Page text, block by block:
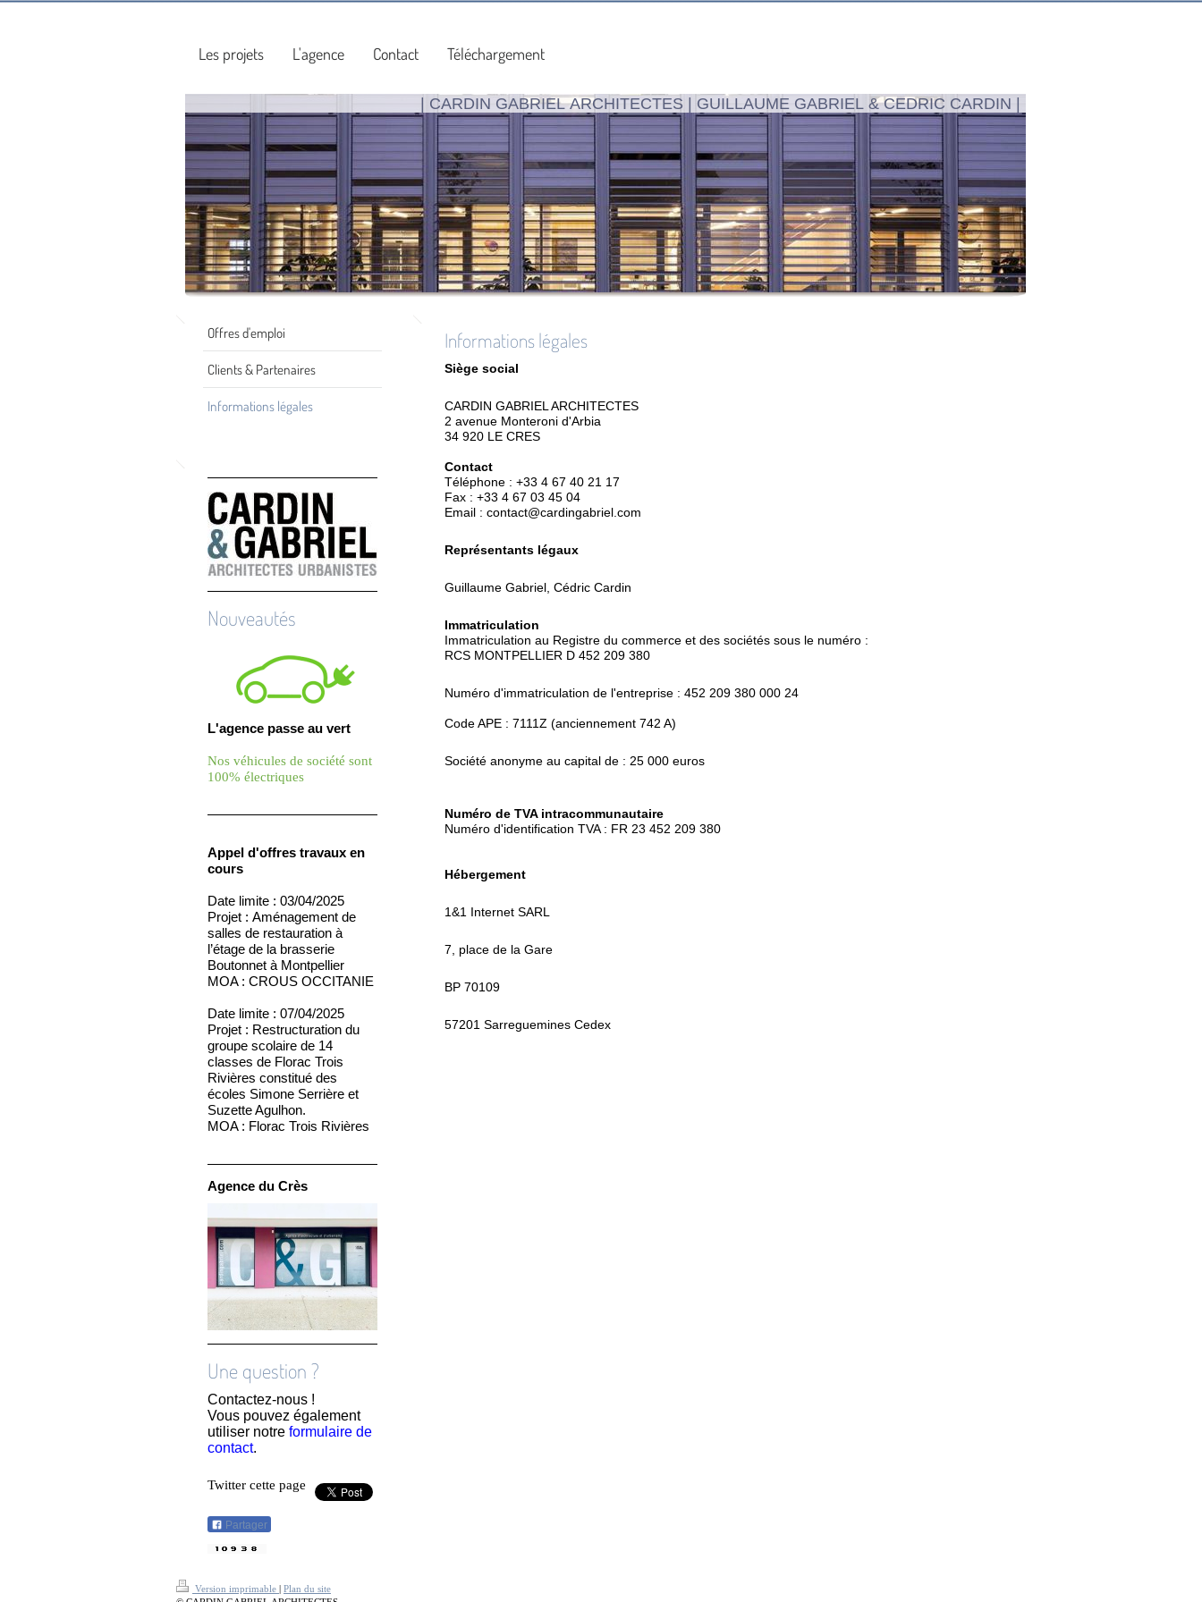
Les projets L'agence Contact Téléchargement
| CARDIN GABRIEL ARCHITECTES | GUILLAUME GABRIEL & CEDRIC CARDIN |
Offres d'emploi
Clients & Partenaires
Informations légales
Nouveautés
L'agence passe au vert
Nos véhicules de société sont
100% électriques
Appel d'offres travaux en
cours
Date limite : 03/04/2025
Projet : Aménagement de
salles de restauration à
l’étage de la brasserie
Boutonnet à Montpellier
MOA : CROUS OCCITANIE
Date limite : 07/04/2025
Projet : Restructuration du
groupe scolaire de 14
classes de Florac Trois
Rivières constitué des
écoles Simone Serrière et
Suzette Agulhon.
MOA : Florac Trois Rivières
Agence du Crès
Une question ?
Contactez-nous !
Vous pouvez également
utiliser notre formulaire de
contact.
Twitter cette page
Partager
Informations légales
Siège social
CARDIN GABRIEL ARCHITECTES
2 avenue Monteroni d'Arbia
34 920 LE CRES
Contact
Téléphone : +33 4 67 40 21 17
Fax : +33 4 67 03 45 04
Email : contact@cardingabriel.com
Représentants légaux
Guillaume Gabriel , Cédric Cardin
Immatriculation
Immatriculation au Registre du commerce et des sociétés sous le numéro :
RCS MONTPELLIER D 452 209 380
Numéro d'immatriculation de l'entreprise : 452 209 380 000 24
Code APE : 7111Z (anciennement 742 A)
Société anonyme au capital de : 25 000 euros
Numéro de TVA intracommunautaire
Numéro d'identification TVA : FR 23 452 209 380
Hébergement
1&1 Internet SARL
7, place de la Gare
BP 70109
57201 Sarreguemines Cedex
Version imprimable | Plan du site